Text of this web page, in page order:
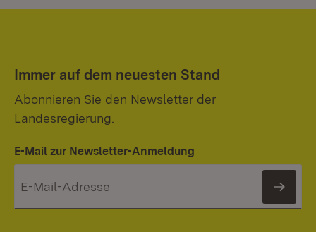
Immer auf dem neuesten Stand
Abonnieren Sie den Newsletter der
Landesregierung.
E-Mail zur Newsletter-Anmeldung